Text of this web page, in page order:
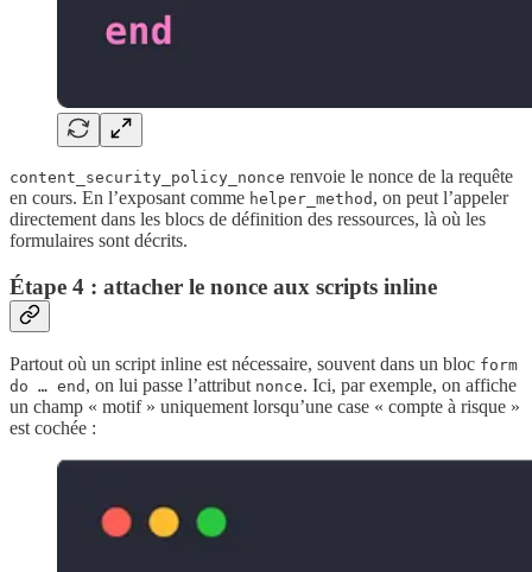
content_security_policy_nonce renvoie le nonce de la requête
en cours. En l’exposant comme helper_method , on peut l’appeler
directement dans les blocs de définition des ressources, là où les
formulaires sont décrits.
Étape 4 : attacher le nonce aux scripts inline
Partout où un script inline est nécessaire, souvent dans un bloc form
do … end , on lui passe l’attribut nonce. Ici, par exemple, on affiche
un champ « motif » uniquement lorsqu’une case « compte à risque »
est cochée :